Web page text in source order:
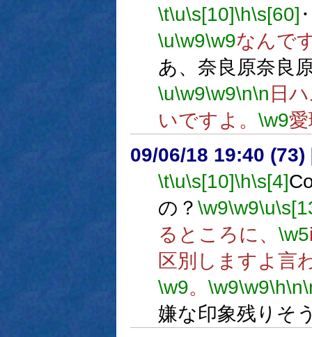
\t\u\s[10]\h\s[60]
\u\w9\w9なんで
あ、奈良原奈良
\u\w9\w9\n\n 日
いですよ。 \w9
09/06/18 19:40 (73)
\t\u\s[10]\h\s[4]
の？ \w9\w9\u
るところに、 \w5
区別しますよ言
\w9。 \w9\w9\h\n
嫌な印象残りそ